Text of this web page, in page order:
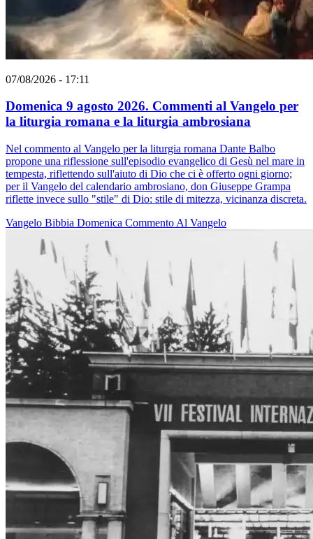
07/08/2026 - 17:11
Domenica 9 agosto 2026. Commenti al Vangelo per
la liturgia romana e la liturgia ambrosiana
Nel commento al Vangelo per la liturgia romana Dante Balbo
propone una riflessione sull'episodio evangelico di Gesù nel mare in
tempesta, riflettendo sull'aiuto di Dio che ci è offerto ogni giorno;
per il Vangelo del calendario ambrosiano, don Giuseppe Grampa
riflette invece sullo "stile" di Dio: stile di mitezza, vicinanza discreta.
Vangelo Bibbia Domenica Commento Al Vangelo